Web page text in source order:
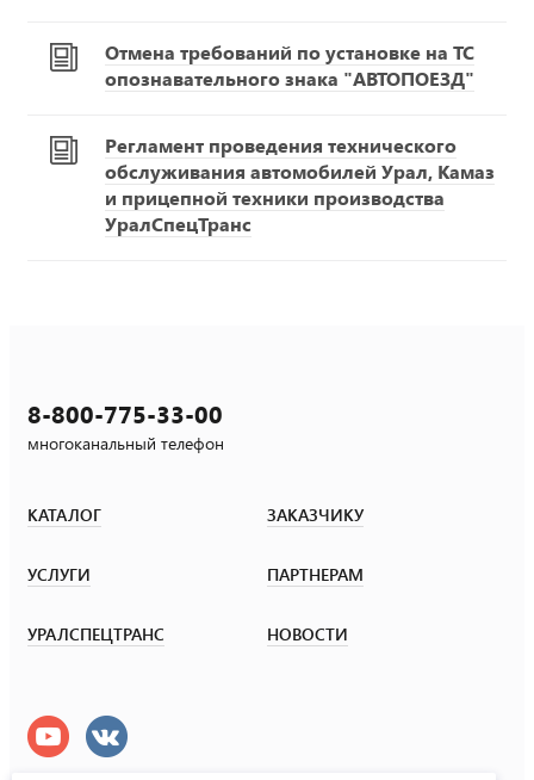
Отмена требований по установке на ТС
опознавательного знака "АВТОПОЕЗД"
Регламент проведения технического
обслуживания автомобилей Урал, Камаз
и прицепной техники производства
УралСпецТранс
8-800-775-33-00
многоканальный телефон
КАТАЛОГ ЗАКАЗЧИКУ
УСЛУГИ ПАРТНЕРАМ
УРАЛСПЕЦТРАНС НОВОСТИ